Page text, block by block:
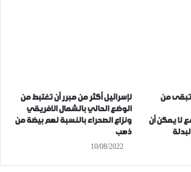
تبقى من
لا يمكن أن
لإسرائيل أكثر من مبرر أن تغتبط من
الوضع الحالي بالشمال الافريقي
ونزاع الصحراء بالنسبة لهم بيضة من
ذهب
10/08/2022